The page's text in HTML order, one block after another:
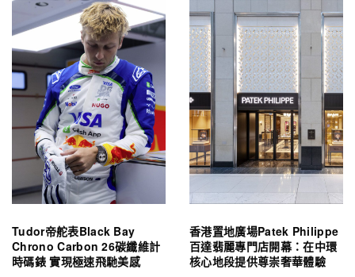
Tudor帝舵表Black Bay
Chrono Carbon 26碳纖維計
時碼錶 實現極速飛馳美感
香港置地廣場Patek Philippe
百達翡麗專門店開幕：在中環
核心地段提供尊崇奢華體驗